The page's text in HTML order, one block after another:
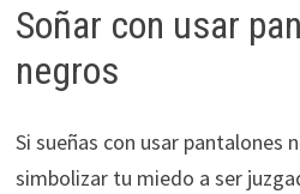
Soñar con usar
negros
Si sueñas con usar pantalones
simbolizar tu miedo a ser